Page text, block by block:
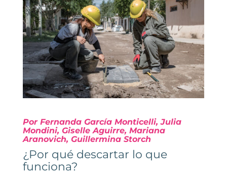
Por Fernanda García Monticelli, Julia
Mondini, Giselle Aguirre, Mariana
Aranovich, Guillermina Storch
¿Por qué descartar lo que
funciona?